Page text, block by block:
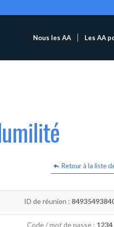
Nous les AA Les AA
Retour à la liste
ID de réunion :
Code / mot de passe : 1234